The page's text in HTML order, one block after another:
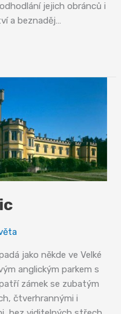
jejich obránců i
a beznaděj…
jako někde ve Velké
anglickým parkem s
zámek se zubatým
čtverhrannými i